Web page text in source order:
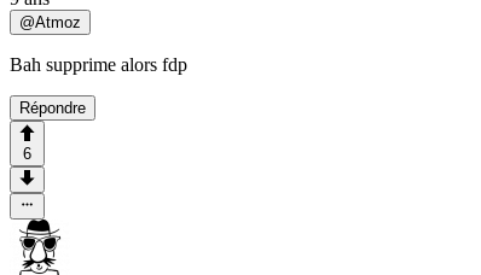
@Atmoz
Bah supprime alors fdp
Répondre
6